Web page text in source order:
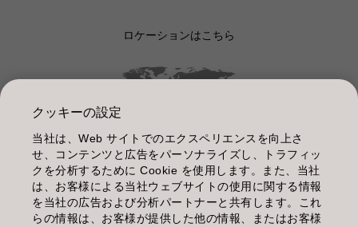
ロケーションはこちら
管理情報
利用規約
個人情報保護指針
クッキーの設定
当社は、Web サイトでのエクスペリエンスを向上さ
せ、コンテンツと広告をパーソナライズし、トラフィッ
クを分析するために Cookie を使用します。また、当社
は、お客様による当社ウェブサイトの使用に関する情報
を当社の広告および分析パートナーと共有します。これ
らの情報は、お客様が提供した他の情報、またはお客様